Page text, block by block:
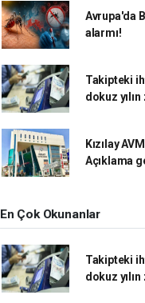
Avrupa'da
alarmı!
Takipteki
dokuz
Kızılay
Açıklama
En Çok Okunanlar
Takipteki
dokuz